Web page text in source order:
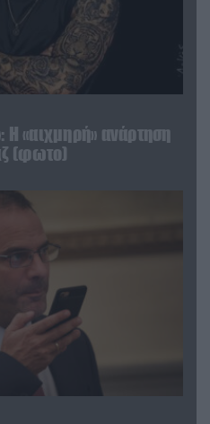
«αιχμηρή» ανάρτηση
(φωτο)